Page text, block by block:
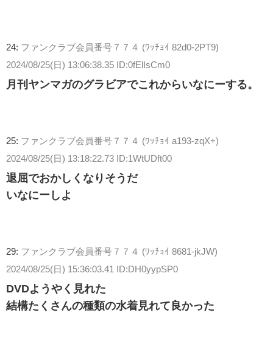
24: ファンクラブ会員番号７７４ (ﾜｯﾁｮｲ 82d0-2PT9)
2024/08/25(日) 13:06:38.35 ID:0fElIsCm0
月刊ヤンマガのグラビアでこれからいなにーする。
25: ファンクラブ会員番号７７４ (ﾜｯﾁｮｲ a193-zqX+)
2024/08/25(日) 13:18:22.73 ID:1WtUDft00
退屈でおかしくなりそうだ
いなにーしよ
29: ファンクラブ会員番号７７４ (ﾜｯﾁｮｲ 8681-jkJW)
2024/08/25(日) 15:36:03.41 ID:DH0yypSP0
DVDようやく見れた
結構たくさんの種類の水着見れて良かった